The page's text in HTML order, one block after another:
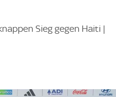
Sieg gegen Haiti |